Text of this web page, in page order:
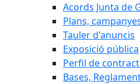
Acords Junta de
Plans,
Tauler d'anuncis
Exposició pública
Perfil de
Bases,